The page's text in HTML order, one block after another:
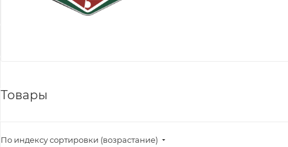
Товары
По индексу сортировки (возрастание)